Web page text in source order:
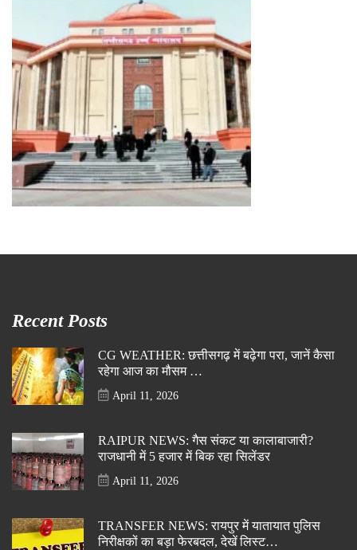
Recent Posts
CG WEATHER: छत्तीसगढ़ में बढ़ेगा परा, जानें कैसा
रहेगा आज का मौसम …
April 11, 2026
RAIPUR NEWS: गैस संकट या कालाबाजारी?
राजधानी में 5 हजार में बिक रहा सिलेंडर
April 11, 2026
TRANSFER NEWS: रायपुर में यातायात पुलिस
निरीक्षकों का बड़ा फेरबदल, देखें लिस्ट…